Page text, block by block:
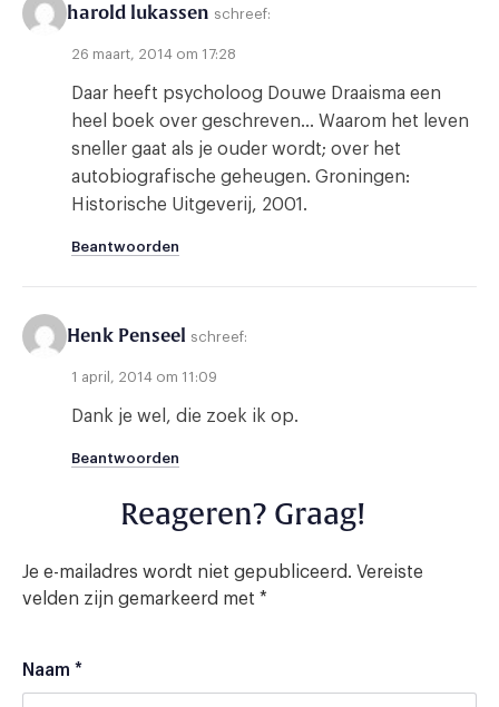
harold lukassen schreef:
26 maart, 2014 om 17:28
Daar heeft psycholoog Douwe Draaisma een
heel boek over geschreven… Waarom het leven
sneller gaat als je ouder wordt; over het
autobiografische geheugen. Groningen:
Historische Uitgeverij, 2001.
Beantwoorden
Henk Penseel schreef:
1 april, 2014 om 11:09
Dank je wel, die zoek ik op.
Beantwoorden
Reageren? Graag!
Je e-mailadres wordt niet gepubliceerd. Vereiste
velden zijn gemarkeerd met *
Naam *